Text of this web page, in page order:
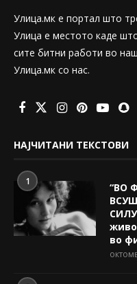
Улица.мк е портал што
Улица е местото каде
сите битни работи во
Улица.мк со нас.
НАЈЧИТАНИ ТЕКСТОВИ
1
“ВО
во